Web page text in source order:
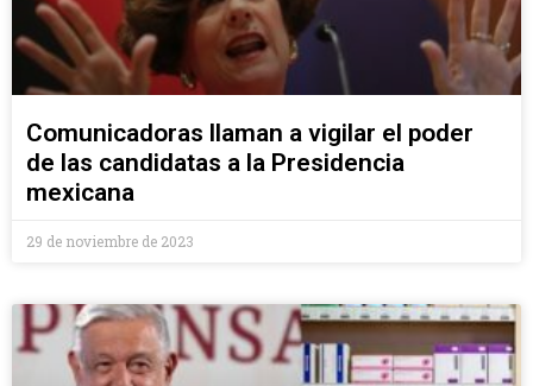
Comunicadoras llaman a vigilar el poder
de las candidatas a la Presidencia
mexicana
29 de noviembre de 2023